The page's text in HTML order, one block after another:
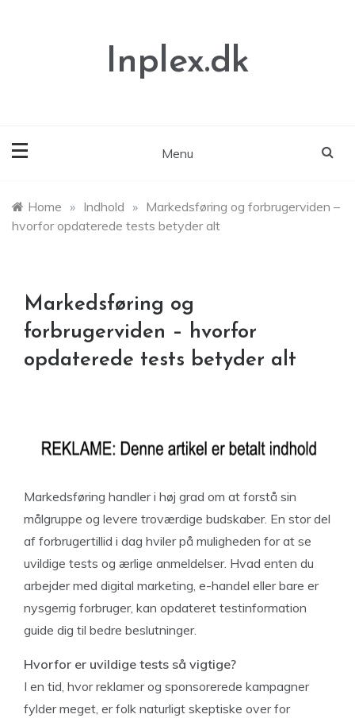
Inplex.dk
Menu
Home » Indhold » Markedsføring og forbrugerviden –
hvorfor opdaterede tests betyder alt
Markedsføring og
forbrugerviden – hvorfor
opdaterede tests betyder alt
Markedsføring handler i høj grad om at forstå sin
målgruppe og levere troværdige budskaber. En stor del
af forbrugertillid i dag hviler på muligheden for at se
uvildige tests og ærlige anmeldelser. Hvad enten du
arbejder med digital marketing, e-handel eller bare er
nysgerrig forbruger, kan opdateret testinformation
guide dig til bedre beslutninger.
Hvorfor er uvildige tests så vigtige?
I en tid, hvor reklamer og sponsorerede kampagner
fylder meget, er folk naturligt skeptiske over for